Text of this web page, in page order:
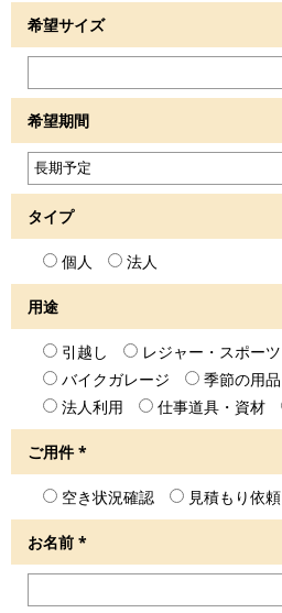
希望サイズ
希望期間
タイプ
個人 法人
用途
引越し レジャー・スポーツ
バイクガレージ
季節の用品
法人利用
仕事道具・資材
ご用件*
空き状況確認 見積もり依頼
お名前 *